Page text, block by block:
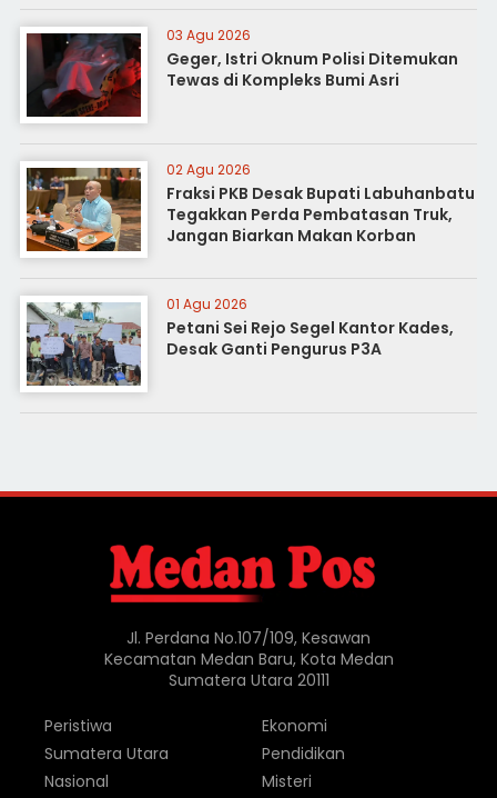
03 Agu 2026
Geger, Istri Oknum Polisi Ditemukan
Tewas di Kompleks Bumi Asri
02 Agu 2026
Fraksi PKB Desak Bupati Labuhanbatu
Tegakkan Perda Pembatasan Truk,
Jangan Biarkan Makan Korban
01 Agu 2026
Petani Sei Rejo Segel Kantor Kades,
Desak Ganti Pengurus P3A
Jl. Perdana No.107/109, Kesawan
Kecamatan Medan Baru, Kota Medan
Sumatera Utara 20111
Peristiwa
Sumatera Utara
Nasional
Ekonomi
Pendidikan
Misteri